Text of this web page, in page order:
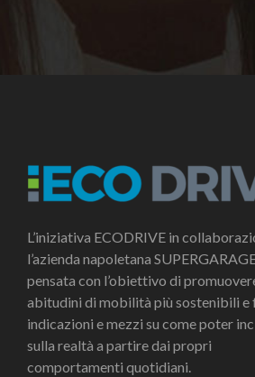
L’iniziativa ECODRIVE in
l’azienda napoletana
pensata con l’obiettivo di
abitudini di mobilità più sostenibili e
indicazioni e mezzi su come poter
sulla realtà a partire dai propri
comportamenti quotidiani.